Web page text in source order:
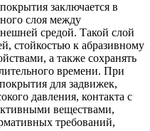
заключается в
слоя между
средой. Такой слой
стойкостью к абразивному
а также сохранять
времени. При
для задвижек,
давления, контакта с
веществами,
требований,